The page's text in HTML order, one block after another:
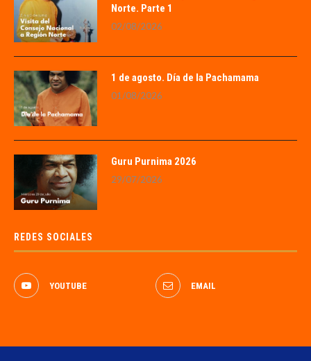
Norte. Parte 1
02/08/2026
1 de agosto. Día de la Pachamama
01/08/2026
Guru Purnima 2026
29/07/2026
REDES SOCIALES
YOUTUBE EMAIL